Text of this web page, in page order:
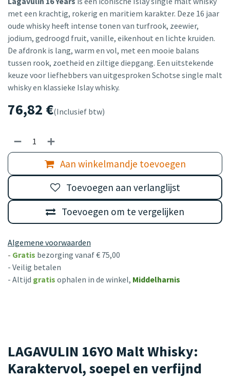
met een krachtig, rokerig en maritiem karakter. Deze 16 jaar
oude whisky heeft intense tonen van turfrook, zeewier,
jodium, gedroogd fruit, vanille, eikenhout en lichte kruiden.
De afdronk is lang, warm en vol, met een mooie balans
tussen rook, zoetheid en ziltige diepgang. Een uitstekende
keuze voor liefhebbers van uitgesproken Schotse single malt
whisky en klassieke Islay whisky.
76,82 €(Inclusief btw)
Aan winkelmandje toevoegen
Toevoegen om te vergelijken
Toevoegen aan verlanglijst
Algemene voorwaarden
- Gratis bezorging vanaf € 75,00
- Veilig betalen
- Altijd gratis ophalen in de winkel, Middelharnis
LAGAVULIN 16YO Malt Whisky:
Karaktervol, soepel en verfijnd